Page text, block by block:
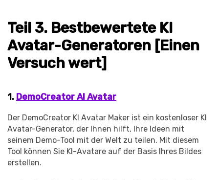
Teil 3. Bestbewertete KI
Avatar-Generatoren [Einen
Versuch wert]
1. DemoCreator AI Avatar
Der DemoCreator KI Avatar Maker ist ein kostenloser KI
Avatar-Generator, der Ihnen hilft, Ihre Ideen mit
seinem Demo-Tool mit der Welt zu teilen. Mit diesem
Tool können Sie KI-Avatare auf der Basis Ihres Bildes
erstellen.